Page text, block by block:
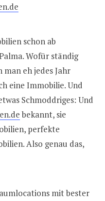
schon ab
Wofür ständig
man eh jedes Jahr
eine Immobilie. Und
Schmoddriges: Und
bekannt, sie
perfekte
Also genau das,
mit bester